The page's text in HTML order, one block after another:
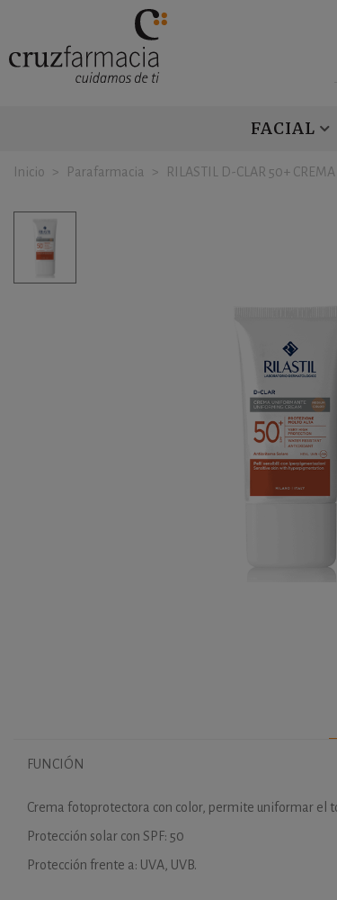
FACIAL
Inicio > Parafarmacia > RILASTIL D-CLAR 50+
FUNCIÓN
Crema fotoprotectora con color, permite uniformar el
Protección solar con SPF: 50
Protección frente a: UVA, UVB.